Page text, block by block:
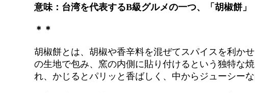
意味：台湾を代表するB級グルメの一つ、「胡椒餅」
＊＊
胡椒餅とは、胡椒や香辛料を混ぜてスパイスを利か
の生地で包み、窯の内側に貼り付けるという独特な
れ、かじるとパリッと香ばしく、中からジューシー